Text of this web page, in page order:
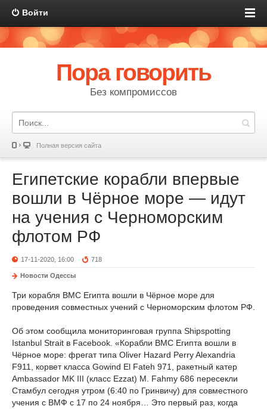
Войти
Пора говорить
Без компромиссов
Полная версия сайта
Египетские корабли впервые
вошли в Чёрное море — идут
на учения с Черноморским
флотом РФ
17-11-2020, 16:00 718
Новости Одессы
Три корабля ВМС Египта вошли в Чёрное море для
проведения совместных учений с Черноморским флотом РФ.
Об этом сообщила мониторинговая группа Shipspotting
Istanbul Strait в Facebook. «Корабли ВМС Египта вошли в
Чёрное море: фрегат типа Oliver Hazard Perry Alexandria
F911, корвет класса Gowind El Fateh 971, ракетный катер
Ambassador MK III (класс Ezzat) M. Fahmy 686 пересекли
Стамбул сегодня утром (6:40 по Гринвичу) для совместного
учения с ВМФ с 17 по 24 ноября… Это первый раз, когда